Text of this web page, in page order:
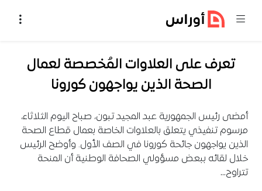
تعرف على العلاوات المُخصصة لعمال
الصحة الذين يواجهون كورونا
أمضى رئيس الجمهورية عبد المجيد تبون، صباح اليوم الثلاثاء،
مرسوم تنفيذي يتعلق بالعلاوات الخاصة بعمال قطاع الصحة
الذين يواجهون جائحة كورونا في الصف الأول. وأوضح الرئيس
خلال لقائه ببعض مسؤولي الصحافة الوطنية أن المنحة
تتراوح…